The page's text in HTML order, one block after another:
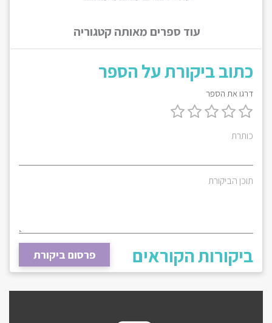
עוד ספרים מאותה קטגוריה
כתוב ביקורת על הספר
דרגו את הספר
כותרת
תוכן הביקורת
פרסום ביקורת ביקורות הקוראים